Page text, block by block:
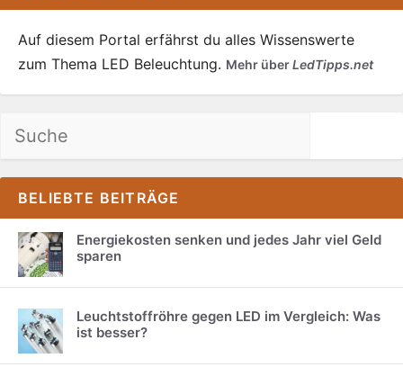
Auf diesem Portal erfährst du alles Wissenswerte
zum Thema LED Beleuchtung. Mehr überLedTipps.net
Suchen
BELIEBTE BEITRÄGE
Energiekosten senken und jedes Jahr viel Geld
sparen
Leuchtstoffröhre gegen LED im Vergleich: Was
ist besser?